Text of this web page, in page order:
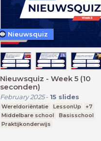
Nieuwsquiz - Week 5 (10
seconden)
February 2025- 15 slides
Wereldoriëntatie LessonUp
+7
Middelbare school
Basisschool
Praktijkonderwijs
Nieuwsquiz